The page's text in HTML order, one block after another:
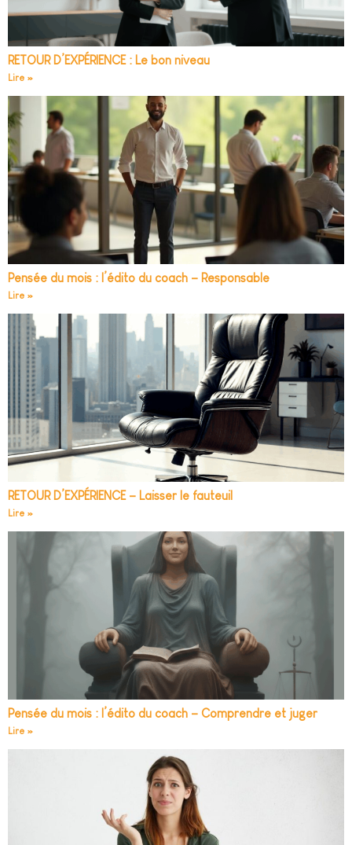
RETOUR D’EXPÉRIENCE : Le bon niveau
Lire »
Pensée du mois : l’édito du coach – Responsable
Lire »
RETOUR D’EXPÉRIENCE – Laisser le fauteuil
Lire »
Pensée du mois : l’édito du coach – Comprendre et juger
Lire »